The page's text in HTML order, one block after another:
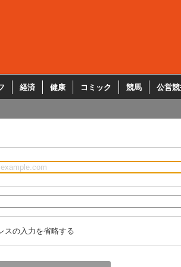
経済 健康 コミック 競馬 公営
スの入力を省略する